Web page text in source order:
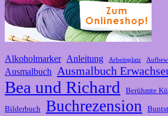
Alkoholmarker Anleitung Arbeitsplatz
Ausmalbuch Ausmalbuch
Bea und Richard Berühmte
Bilderbuch Buchrezension